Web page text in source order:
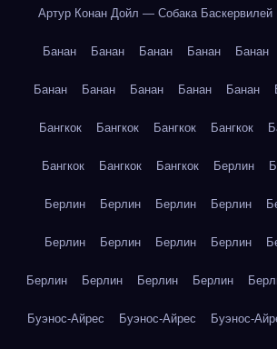
Артур Конан Дойл — Собака Баскервилей
Банан Банан Банан Банан Банан
Банан Банан Банан Банан Банан
Бангкок Бангкок Бангкок Бангкок
Бангкок Бангкок Бангкок Берлин
Берлин Берлин Берлин Берлин
Берлин Берлин Берлин Берлин
Берлин Берлин Берлин Берлин
Буэнос-Айрес Буэнос-Айрес Буэнос-